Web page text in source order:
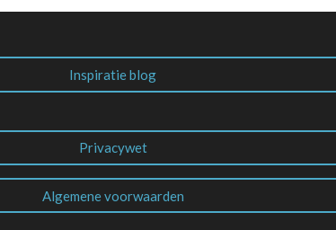
Inspiratie blog
Privacywet
Algemene voorwaarden